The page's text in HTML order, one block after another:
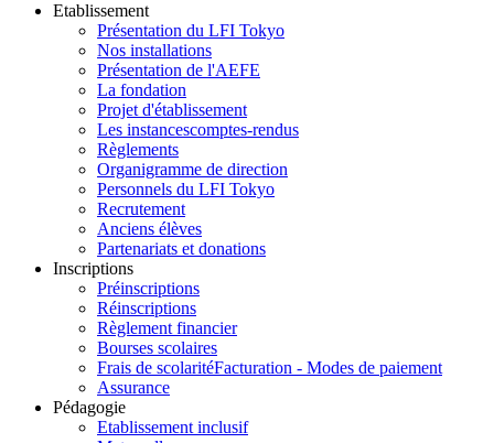
Etablissement
Présentation du LFI Tokyo
Nos installations
Présentation de l'AEFE
La fondation
Projet d'établissement
Les instancescomptes-rendus
Règlements
Organigramme de direction
Personnels du LFI Tokyo
Recrutement
Anciens élèves
Partenariats et donations
Inscriptions
Préinscriptions
Réinscriptions
Règlement financier
Bourses scolaires
Frais de scolaritéFacturation - Modes de paiement
Assurance
Pédagogie
Etablissement inclusif